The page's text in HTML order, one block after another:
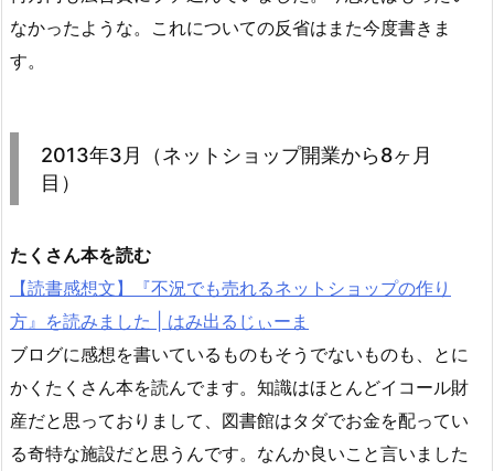
なかったような。これについての反省はまた今度書きま
す。
2013年3月（ネットショップ開業から8ヶ月
目）
たくさん本を読む
【読書感想文】『不況でも売れるネットショップの作り
方』を読みました | はみ出るじぃーま
ブログに感想を書いているものもそうでないものも、とに
かくたくさん本を読んでます。知識はほとんどイコール財
産だと思っておりまして、図書館はタダでお金を配ってい
る奇特な施設だと思うんです。なんか良いこと言いました